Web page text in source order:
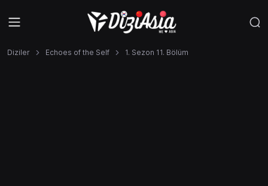
Diziler Echoes of the Self 1. Sezon 11. Bölüm